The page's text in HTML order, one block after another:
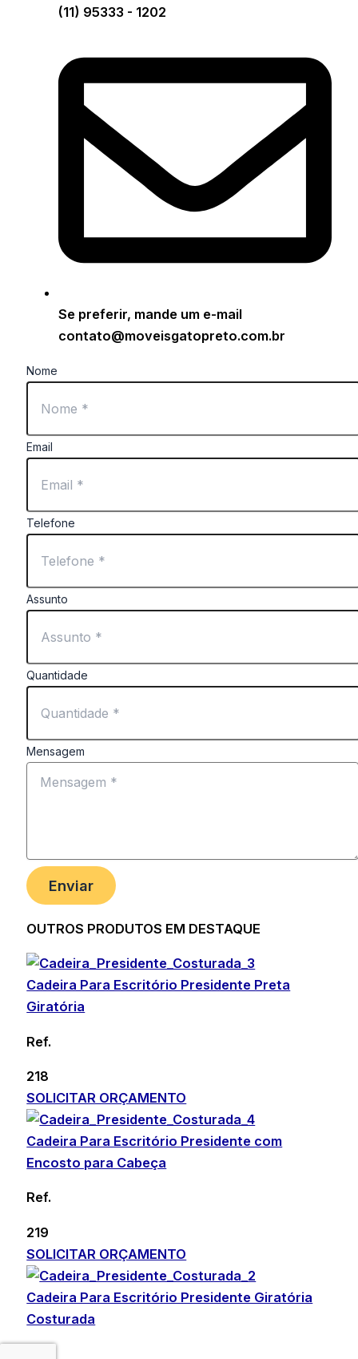
(11) 95333 - 1202
Se preferir, mande um e-mail
contato@moveisgatopreto.com.br
Nome
Email
Telefone
Assunto
Quantidade
Mensagem
Enviar
OUTROS PRODUTOS EM DESTAQUE
Cadeira Para Escritório Presidente Preta
Giratória
Ref.
218
SOLICITAR ORÇAMENTO
Cadeira Para Escritório Presidente com
Encosto para Cabeça
Ref.
219
SOLICITAR ORÇAMENTO
Cadeira Para Escritório Presidente Giratória
Costurada